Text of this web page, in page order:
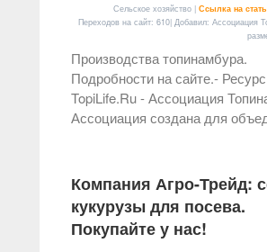
Сельское хозяйство | Ссылка на
Переходов на сайт: 610| Добавил: Ассоциация
Производства топинамбура.
Подробности на сайте.- Ресурс
TopiLife.Ru - Ассоциация
Ассоциация создана для
Компания Агро-Трейд:
кукурузы для посева.
Покупайте у нас!